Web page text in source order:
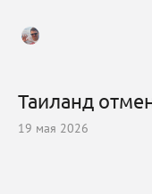
Таиланд
19 мая 2026